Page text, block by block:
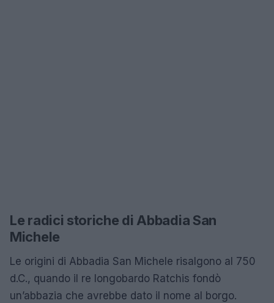
Le radici storiche di Abbadia San
Michele
Le origini di Abbadia San Michele risalgono al 750
d.C., quando il re longobardo Ratchis fondò
un’abbazia che avrebbe dato il nome al borgo.